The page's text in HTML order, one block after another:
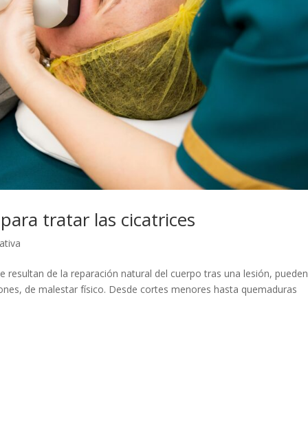
tratar las cicatrices
resultan de la reparación natural del cuerpo tras una lesión,
de malestar físico. Desde cortes menores hasta quemaduras